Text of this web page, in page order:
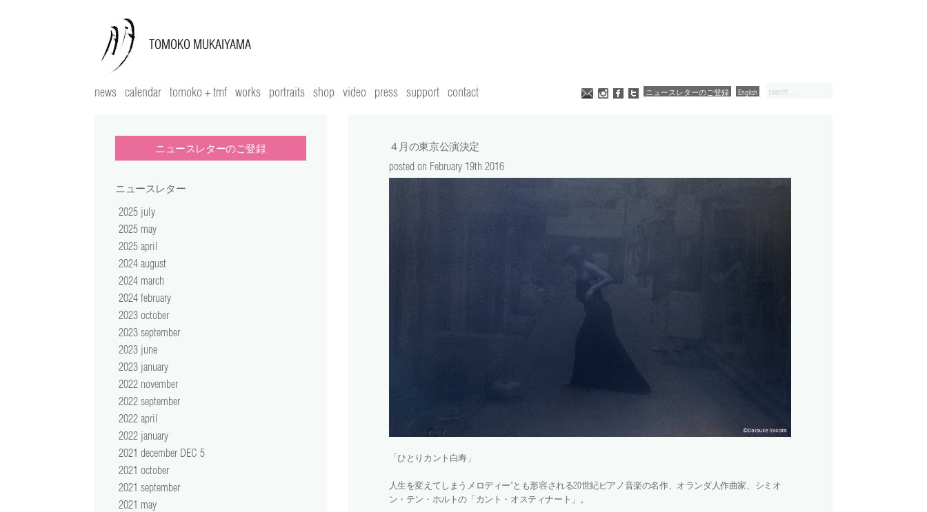
English
ニュースレターのご登録
news calendar tomoko + tmf works portraits shop video press support contact
４月の東京公演決定
posted on February 19th 2016
「ひとりカント白寿」
人生を変えてしまうメロディー’’とも形容される20世紀ピアノ音楽の名作、オランダ人作曲家、シミオ
ン・テン・ホルトの「カント・オスティナート」。
ニュースレターのご登録
ニュースレター
2025 july
2025 may
2025 april
2024 august
2024 march
2024 february
2023 october
2023 september
2023 june
2023 january
2022 november
2022 september
2022 april
2022 january
2021 december DEC 5
2021 october
2021 september
2021 may